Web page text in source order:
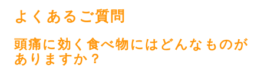
よくあるご質問
頭痛に効く食べ物にはどんなものが
ありますか？